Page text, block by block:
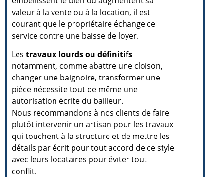
valeur à la vente ou à la location, il est
courant que le propriétaire échange ce
service contre une baisse de loyer.
Les travaux lourds ou définitifs
notamment, comme abattre une cloison,
changer une baignoire, transformer une
pièce nécessite tout de même une
autorisation écrite du bailleur.
Nous recommandons à nos clients de faire
plutôt intervenir un artisan pour les travaux
qui touchent à la structure et de mettre les
détails par écrit pour tout accord de ce style
avec leurs locataires pour éviter tout
conflit.